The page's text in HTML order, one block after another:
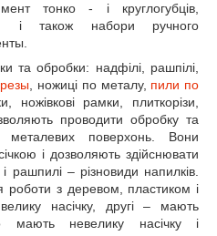
тонко - і круглогубців,
і також набори ручного
та обробки: надфілі, рашпілі,
, ножиці по металу, пили по
ножівкові рамки, плиткорізи,
проводити обробку та
поверхонь. Вони
і дозволяють здійснювати
рашпилі – різновиди напилків.
роботи з деревом, пластиком і
насічку, другі – мають
мають невелику насічку і